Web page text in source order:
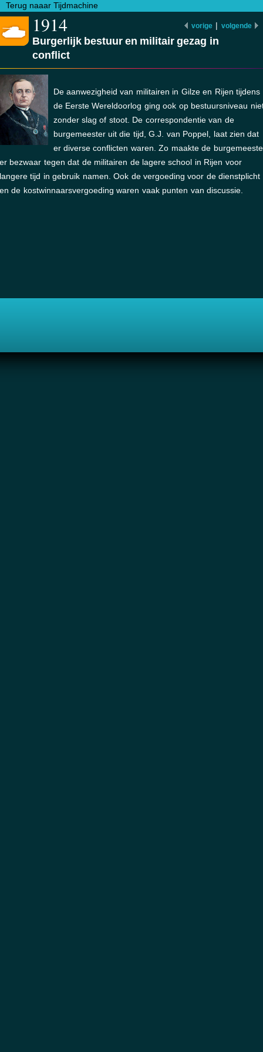
Terug naaar Tijdmachine
vorige | volgende
1914
Burgerlijk bestuur en militair gezag in
conflict
De aanwezigheid van militairen in Gilze en Rijen tijdens
de Eerste Wereldoorlog ging ook op bestuursniveau
zonder slag of stoot. De correspondentie van de
burgemeester uit die tijd, G.J. van Poppel, laat zien dat
er diverse conflicten waren. Zo maakte de
er bezwaar tegen dat de militairen de lagere school in Rijen voor
langere tijd in gebruik namen. Ook de vergoeding voor de dienstplicht
en de kostwinnaarsvergoeding waren vaak punten van discussie.